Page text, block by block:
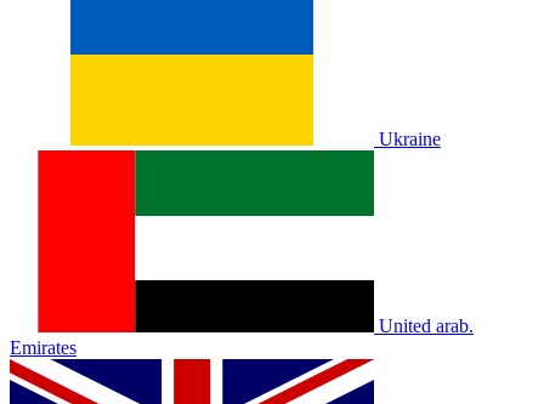
Ukraine
United arab.
Emirates